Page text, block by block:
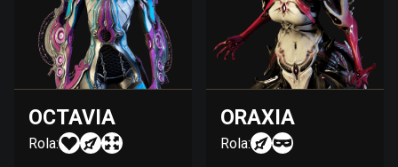
OCTAVIA
Rola:
ORAXIA
Rola: